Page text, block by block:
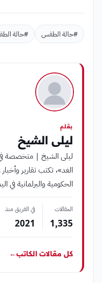
#حالة الطقس #حالة
بقلم
ليلى الشيخ
ليلى الشيخ | متخصصة
الغد»، تكتب تقارير
الحكومية والبرلمانية في
المقالات
1٬335
في الفريق منذ
2021
كل مقالات الكاتب←